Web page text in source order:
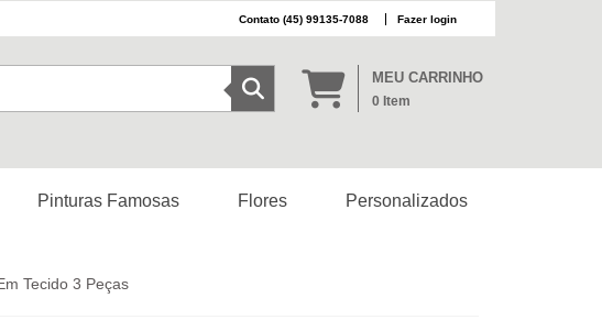
(45) 99135-7088 Fazer login
MEU CARRINHO
0 Item
Pinturas Famosas Flores Personalizados
Tecido 3 Peças